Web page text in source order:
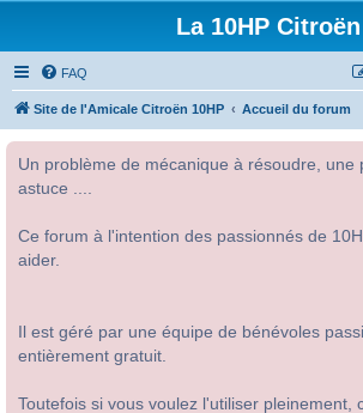
La 10HP Citroën
FAQ
Site de l'Amicale Citroën 10HP Accueil du forum
Un problème de mécanique à résoudre, une
astuce ....
Ce forum à l'intention des passionnés de
aider.
Il est géré par une équipe de bénévoles
entièrement gratuit.
Toutefois si vous voulez l'utiliser pleinement,